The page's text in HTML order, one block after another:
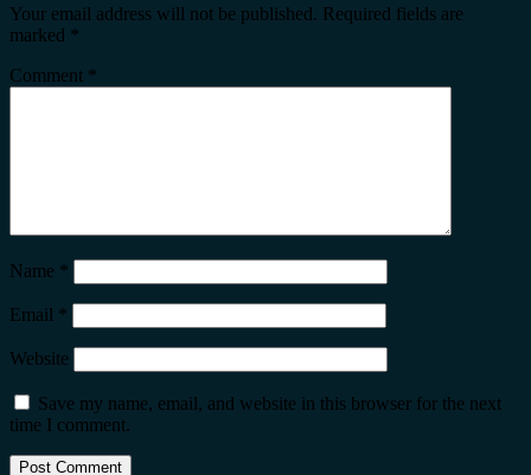
Your email address will not be published. Required fields are
marked *
Comment *
Name *
Email *
Website
Save my name, email, and website in this browser for the next
time I comment.